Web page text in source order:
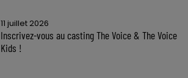
11 juillet 2026
Inscrivez-vous au casting The Voice & The Voice
Kids !